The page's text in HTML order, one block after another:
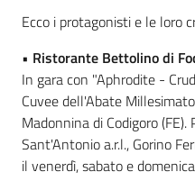
Piani Programmi
Progetti
Ecco i protagonisti e le loro
• Ristorante Bettolino di
In gara con "Aphrodite -
Cuvee dell'Abate
Madonnina di Codigoro
Sant'Antonio a.r.l., Gorino
il venerdì, sabato e